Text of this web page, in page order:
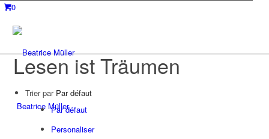
0
Beatrice Müller
Lesen ist Träumen
Trier par Par défaut
Par défaut
Personaliser